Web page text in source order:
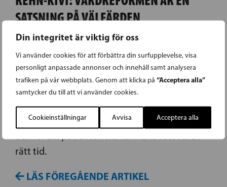
Din integritet är viktig för oss
Vi använder cookies för att förbättra din surfupplevelse, visa
personligt anpassade annonser och innehåll samt analysera
trafiken på vår webbplats. Genom att klicka på “Acceptera alla”
samtycker du till att vi använder cookies.
Cookieinställningar Avvisa Acceptera alla
SATSNING PÅ VÄLFÄRDEN
Riksdagen har idag fört remissdebatt om
förslaget till reform av social- och hälsovården
i Finland. I svenska riksdagsgruppens
gruppanförande underströk riksdagsledamot
Veronica Rehn-Kivi att reformen fortfarande
behövs för att trygga fungerande vårdkedjor
rätt tid.
LÄS FÖREGÅENDE ARTIKEL